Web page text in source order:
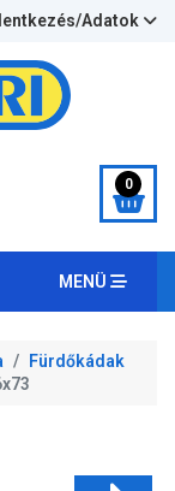
Adatok
0
MENÜ
Fürdőkádak